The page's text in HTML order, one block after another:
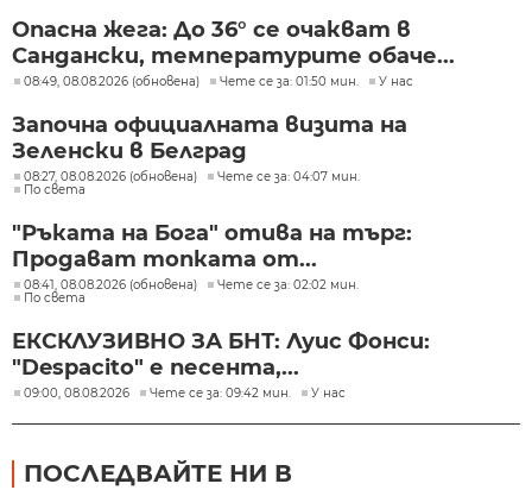
Опасна жега: До 36° се очакват в
Сандански, температурите обаче...
08:49, 08.08.2026 (обновена) Чете се за: 01:50 мин. У нас
Започна официалната визита на
Зеленски в Белград
08:27, 08.08.2026 (обновена)
Чете се за: 04:07 мин.
По света
"Ръката на Бога" отива на търг:
Продават топката от...
08:41, 08.08.2026 (обновена)
Чете се за: 02:02 мин.
По света
ЕКСКЛУЗИВНО ЗА БНТ: Луис Фонси:
"Despacito" е песента,...
09:00, 08.08.2026 Чете се за: 09:42 мин. У нас
ПОСЛЕДВАЙТЕ НИ В